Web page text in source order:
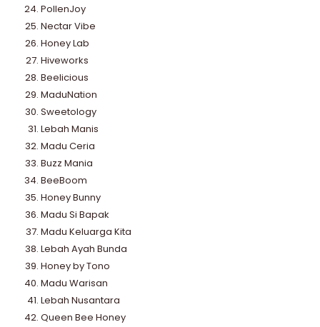
PollenJoy
Nectar Vibe
Honey Lab
Hiveworks
Beelicious
MaduNation
Sweetology
Lebah Manis
Madu Ceria
Buzz Mania
BeeBoom
Honey Bunny
Madu Si Bapak
Madu Keluarga Kita
Lebah Ayah Bunda
Honey by Tono
Madu Warisan
Lebah Nusantara
Queen Bee Honey